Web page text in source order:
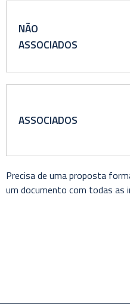
ASSOCIADOS
NÃO
ASSOCIADOS
Precisa de uma proposta
um documento com todas as